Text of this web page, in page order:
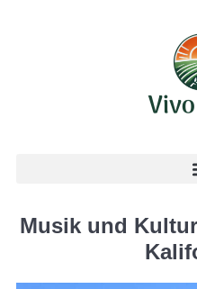
Musik und